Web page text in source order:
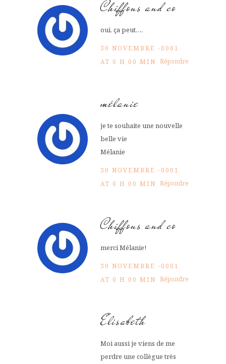
Chiffons and co
oui, ça peut….
30 NOVEMBRE -0001
AT 0 H 00 MIN Répondre
mélanie
je te souhaite une nouvelle
belle vie
Mélanie
30 NOVEMBRE -0001
AT 0 H 00 MIN Répondre
Chiffons and co
merci Mélanie!
30 NOVEMBRE -0001
AT 0 H 00 MIN Répondre
Elisabeth
Moi aussi je viens de me
perdre une collègue très